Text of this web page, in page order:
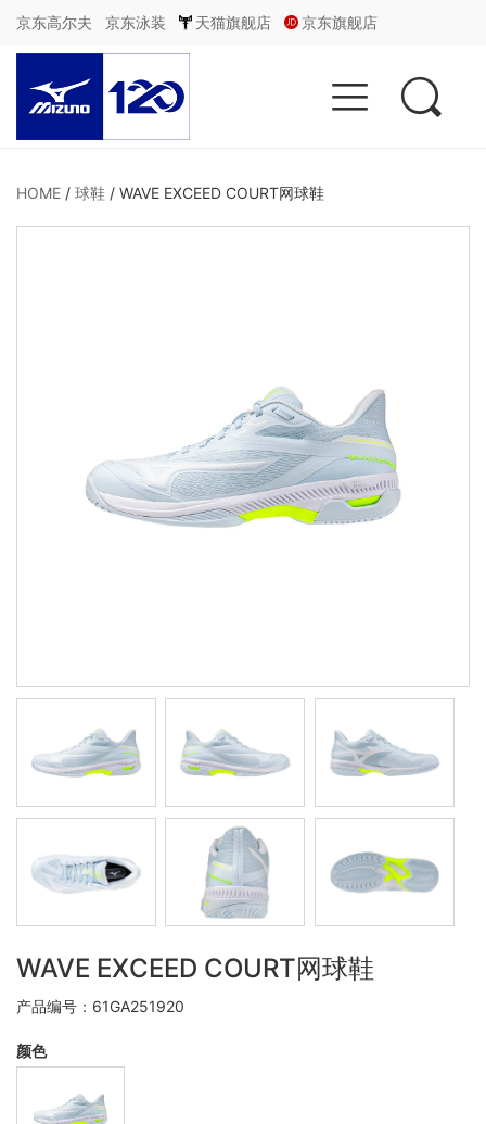
京东高尔夫 京东泳装 天猫旗舰店 京东旗舰店
 
HOME / 球鞋 / WAVE EXCEED COURT网球鞋
WAVE EXCEED COURT网球鞋
产品编号：61GA251920
颜色